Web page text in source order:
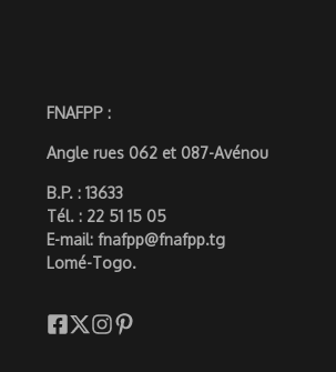
FNAFPP :
Angle rues 062 et 087-Avénou
B.P. : 13633
Tél. : 22 51 15 05
E-mail: fnafpp@fnafpp.tg
Lomé-Togo.